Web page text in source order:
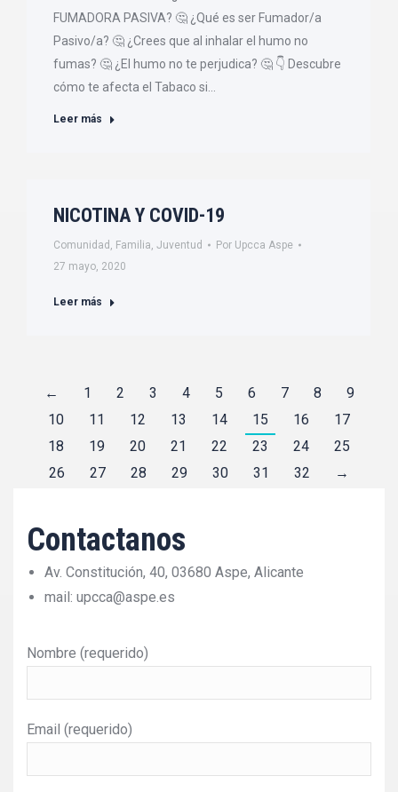
FUMADORA PASIVA? 🤔 ¿Qué es ser Fumador/a
Pasivo/a? 🤔 ¿Crees que al inhalar el humo no
fumas? 🤔 ¿El humo no te perjudica? 🤔 👇 Descubre
cómo te afecta el Tabaco si…
Leer más
NICOTINA Y COVID-19
Comunidad , Familia, Juventud Por Upcca Aspe
27 mayo, 2020
Leer más
← 1 2 3 4 5 6 7 8
9
10
11 12 13 14 15 16
17
18
19 20 21 22 23 24
25
26
27 28 29 30 31 32 →
Contactanos
Av. Constitución, 40, 03680 Aspe, Alicante
mail: upcca@aspe.es
Nombre (requerido)
Email (requerido)